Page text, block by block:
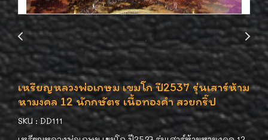
เหรียญหลวงพ่อเกษม เขมโก ปี2537 รุ่นเสาร์ห้าม
หามงคล 12 นักกษัตร เนื้อทองคำ สวยกริ๊ป
SKU : DD111